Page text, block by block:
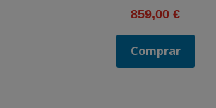
859,00€
Comprar